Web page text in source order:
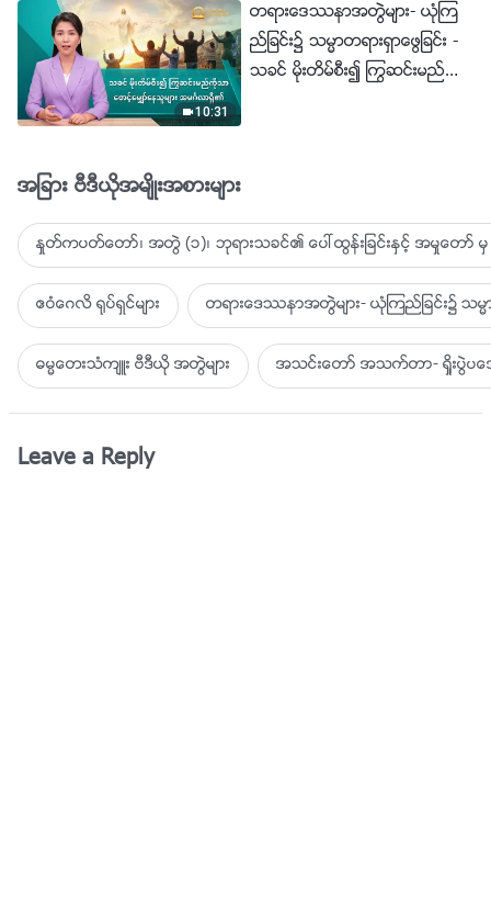
10:31
တရားေဒႆနာအတြဲမ်ား- ယုံၾက
ည္ျခင္း၌ သမၼာတရားရွာေဖြျခင္း -
သခင္ မိုးတိမ္စီး၍ ႂကြဆင္းမည္ကို
အျခား ဗီဒီယိုအမ်ိဳးအစားမ်ား
ႏႈတ္ကပတ္ေတာ္၊ အတြဲ (၁)၊ ဘုရားသခင္၏ ေပၚထြန္းျခင္းႏွင့္ အမႈေတာ္ မွ
ဧဝံေဂလိ ႐ုပ္ရွင္မ်ား တရားေဒႆနာအတြဲမ်ား- ယုံၾကည္ျခင္း၌ သမၼာတ
ဓမၼေတးသံက်ဴး ဗီဒီယို အတြဲမ်ား အသင္းေတာ္ အသက္တာ- ရႈိးပြဲ
Leave a Reply